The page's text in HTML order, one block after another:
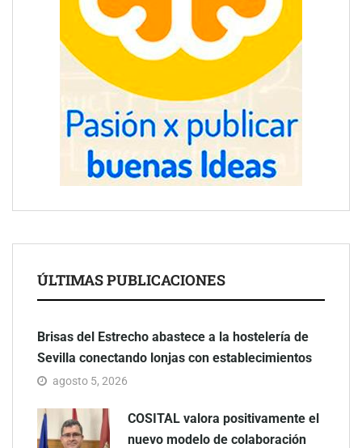
ÚLTIMAS PUBLICACIONES
Brisas del Estrecho abastece a la hostelería de
Sevilla conectando lonjas con establecimientos
agosto 5, 2026
COSITAL valora positivamente el
nuevo modelo de colaboración